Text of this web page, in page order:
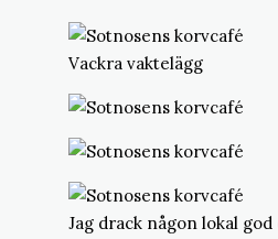
Vackra vaktelägg
Jag drack någon lokal god